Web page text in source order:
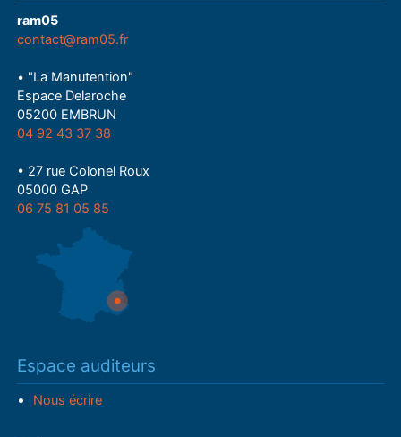
ram05
contact@ram05.fr
• "La Manutention"
Espace Delaroche
05200 EMBRUN
04 92 43 37 38
• 27 rue Colonel Roux
05000 GAP
06 75 81 05 85
Espace auditeurs
Nous écrire